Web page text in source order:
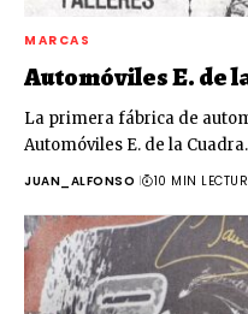
MARCAS
Automóviles E. de
La primera fábrica de
Automóviles E. de la
JUAN_ALFONSO 10 MIN